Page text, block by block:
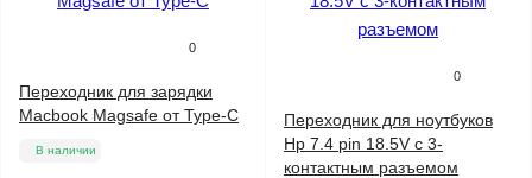
0
Переходник для зарядки
Macbook Magsafe от Type-C
В наличии
0
Переходник для ноутбуков
Hp 7.4 pin 18.5V с 3-
контактным разъемом